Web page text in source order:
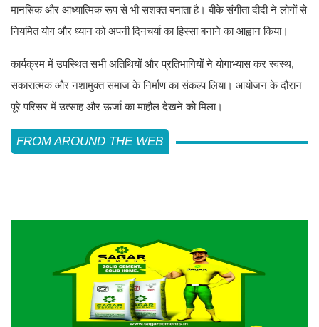
मानसिक और आध्यात्मिक रूप से भी सशक्त बनाता है। बीके संगीता दीदी ने लोगों से
नियमित योग और ध्यान को अपनी दिनचर्या का हिस्सा बनाने का आह्वान किया।
कार्यक्रम में उपस्थित सभी अतिथियों और प्रतिभागियों ने योगाभ्यास कर स्वस्थ,
सकारात्मक और नशामुक्त समाज के निर्माण का संकल्प लिया। आयोजन के दौरान
पूरे परिसर में उत्साह और ऊर्जा का माहौल देखने को मिला।
FROM AROUND THE WEB